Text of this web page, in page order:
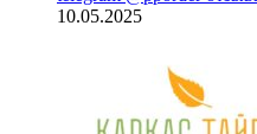
10.05.2025